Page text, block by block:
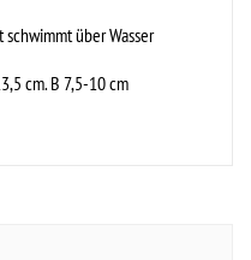
über Wasser
cm. B 7,5-10 cm